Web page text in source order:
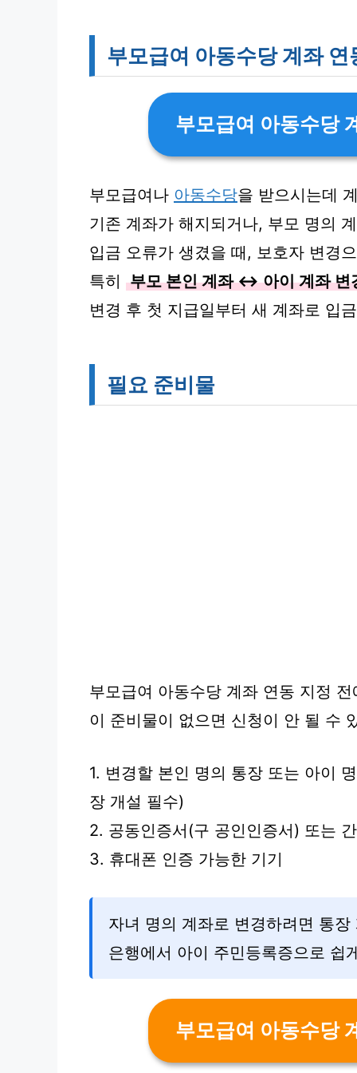
부모급여 아동수당 계좌
부모급여 아동수당
부모급여나 아동수당을 받으시는데
기존 계좌가 해지되거나, 부모 명의
입금 오류가 생겼을 때, 보호자 변경
특히 부모 본인 계좌 ↔ 아이 계좌 변
변경 후 첫 지급일부터 새 계좌로 입
필요 준비물
부모급여 아동수당 계좌 연동 지정
이 준비물이 없으면 신청이 안 될 수
1. 변경할 본인 명의 통장 또는 아이
장 개설 필수)
2. 공동인증서(구 공인인증서) 또는
3. 휴대폰 인증 가능한 기기
자녀 명의 계좌로 변경하려면 통
은행에서 아이 주민등록증으로 쉽
부모급여 아동수당